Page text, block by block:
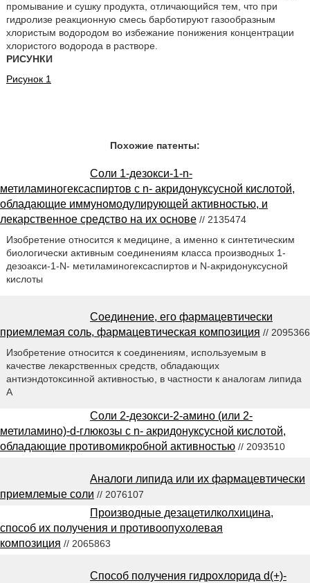
промывание и сушку продукта, отличающийся тем, что при
гидролизе реакционную смесь барботируют газообразным
хлористым водородом во избежание понижения концентрации
хлористого водорода в растворе.
РИСУНКИ
Рисунок 1
Похожие патенты:
Соли 1-дезокси-1-n-
метиламиногексаспиртов с n- акридонуксусной кислотой,
обладающие иммуномодулирующей активностью, и
лекарственное средство на их основе // 2135474
Изобретение относится к медицине, а именно к синтетическим
биологически активным соединениям класса производных 1-
дезоакси-1-N- метиламиногексаспиртов и N-акридонуксусной
кислоты
Соединение, его фармацевтически
приемлемая соль, фармацевтическая композиция // 2095366
Изобретение относится к соединениям, используемым в
качестве лекарственных средств, обладающих
антиэндотоксинной активностью, в частности к аналогам липида
A
Соли 2-дезокси-2-амино (или 2-
метиламино)-d-глюкозы с n- акридонуксусной кислотой,
обладающие противомикробной активностью // 2093510
Аналоги липида или их фармацевтически
приемлемые соли // 2076107
Производные дезацетилколхицина,
способ их получения и противоопухолевая
композиция // 2065863
Способ получения гидрохлорида d(+)-